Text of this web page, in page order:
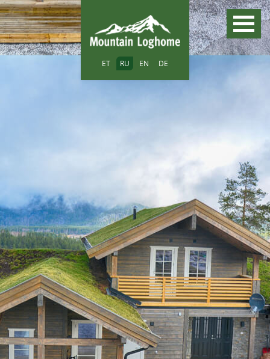
ET RU EN DE